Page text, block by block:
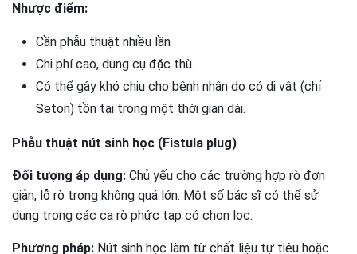
Nhược điểm:
Cần phẫu thuật nhiều lần
Chi phí cao, dụng cụ đặc thù.
Có thể gây khó chịu cho bệnh nhân do có dị vật (chỉ
Seton) tồn tại trong một thời gian dài.
Phẫu thuật nút sinh học (Fistula plug)
Đối tượng áp dụng: Chủ yếu cho các trường hợp rò đơn
giản, lỗ rò trong không quá lớn. Một số bác sĩ có thể sử
dụng trong các ca rò phức tạp có chọn lọc.
Phương pháp: Nút sinh học làm từ chất liệu tự tiêu hoặc